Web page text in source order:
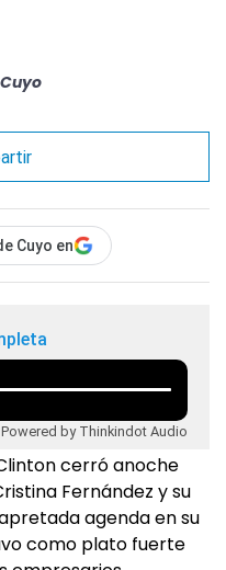
Cuyo en
Powered by Thinkindot Audio
cerró anoche
Fernández y su
agenda en su
como plato fuerte